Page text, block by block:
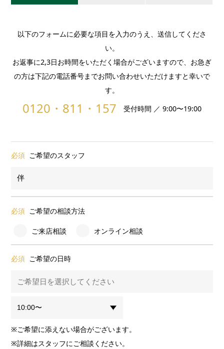
以下のフォームに必要な項目を入力のうえ、送信してくださ
い。
お返事に2,3日お時間をいただく場合がございますので、お急ぎ
の方は下記の電話番号までお問い合わせいただけますと幸いで
す。
0120・811・157 受付時間 ／ 9:00〜19:00
必須 ご希望のスタッフ
必須 ご希望の相談方法
ご来店相談 オンライン相談
必須 ご希望の日時
※ご希望に添えない場合がございます。
※詳細はスタッフにご相談ください。